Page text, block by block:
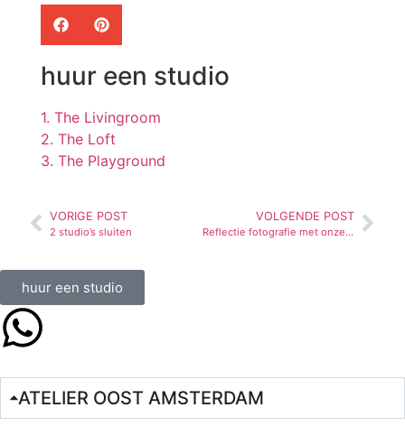
huur een studio
1. The Livingroom
2. The Loft
3. The Playground
VORIGE POST
2 studio’s sluiten
VOLGENDE POST
Reflectie fotografie met onze Disco Cube
huur een studio
ATELIER OOST AMSTERDAM